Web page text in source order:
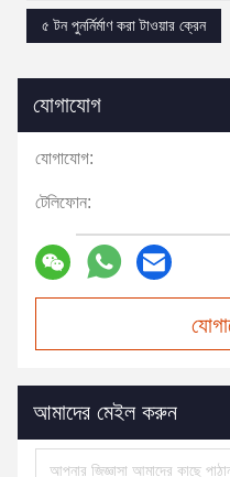
৫ টন পুনর্নির্মাণ করা টাওয়ার ক্রেন
যোগাযোগ
যোগাযোগ:
টেলিফোন:
আমাদের মেইল করুন